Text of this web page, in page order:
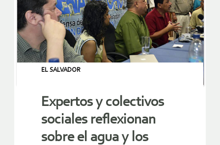
EL SALVADOR
Expertos y colectivos
sociales reflexionan
sobre el agua y los